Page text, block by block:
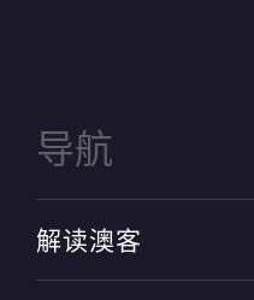
导航
解读澳客